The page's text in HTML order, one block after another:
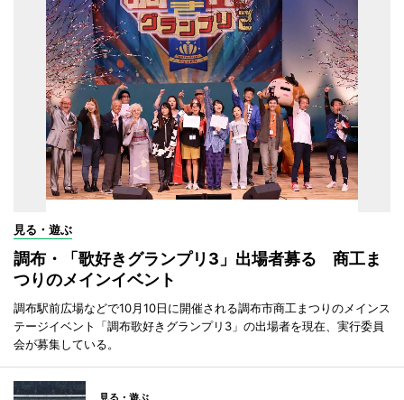
見る・遊ぶ
調布・「歌好きグランプリ3」出場者募る 商工ま
つりのメインイベント
調布駅前広場などで10月10日に開催される調布市商工まつりのメインス
テージイベント「調布歌好きグランプリ3」の出場者を現在、実行委員
会が募集している。
見る・遊ぶ